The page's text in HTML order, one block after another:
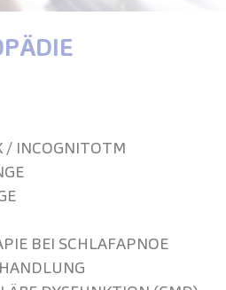
/ INCOGNITOTM
BEI SCHLAFAPNOE